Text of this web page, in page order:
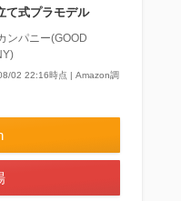
て式プラモデル
ンパニー(GOOD
02 22:16時点 | Amazon調